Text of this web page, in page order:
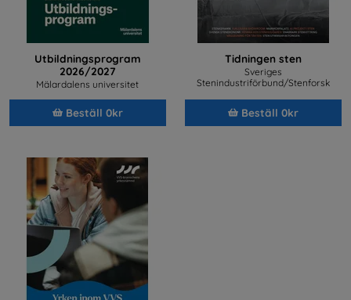
Utbildningsprogram
2026/2027
Mälardalens universitet
Beställ 0kr
Tidningen sten
Sveriges
Stenindustriförbund/Stenforsk
Beställ 0kr